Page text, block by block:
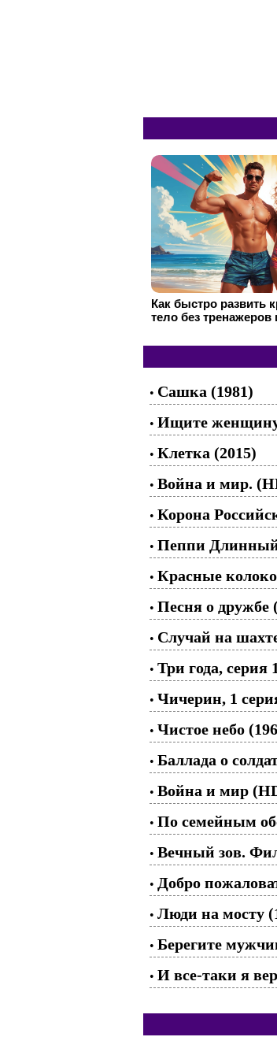
Как быстро развить
тело без тренажеров
• Сашка (1981)
• Ищите женщину
• Клетка (2015)
• Война и мир.
• Корона
• Пеппи
• Красные
• Песня о
• Случай на
• Три года, серия
• Чичерин, 1
• Чистое небо
• Баллада о
• Война и мир
• По семейным
• Вечный зов.
• Добро
• Люди на мосту
• Берегите
• И все-таки я